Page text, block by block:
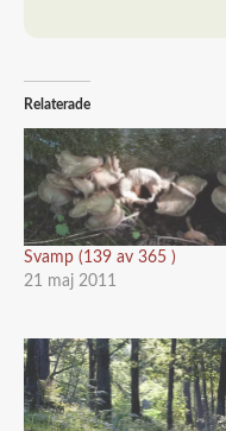
Relaterade
Svamp (139 av 365 )
21 maj 2011